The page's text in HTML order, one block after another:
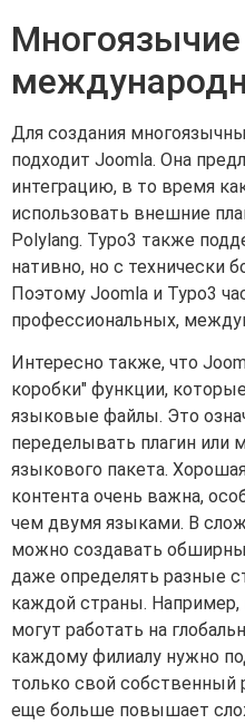
Многоязычие
Для создания
подходит Joomla. Она
интеграцию, в то время
использовать внешние
Polylang. Typo3 также
нативно, но с технически
Поэтому Joomla и Typo3
профессиональных,
Интересно также, что
коробки" функции,
языковые файлы. Это
переделывать плагин или
языкового пакета.
контента очень важна,
чем двумя языками. В
можно создавать
даже определять разные
каждой страны.
могут работать на
каждому филиалу нужно
только свой собственный
еще больше повышает